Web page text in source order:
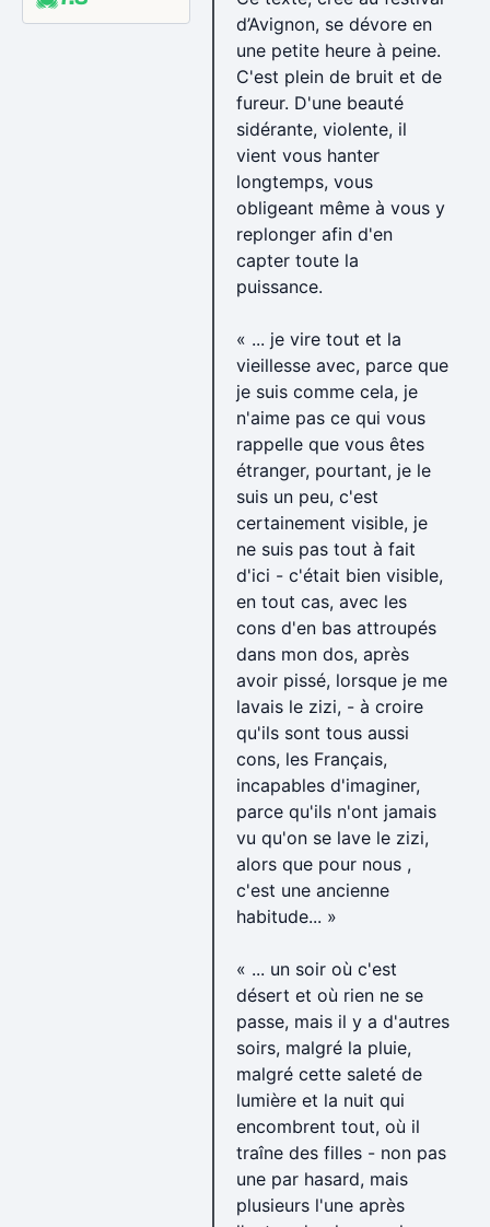
d’Avignon, se dévore en
une petite heure à peine.
C'est plein de bruit et de
fureur. D'une beauté
sidérante, violente, il
vient vous hanter
longtemps, vous
obligeant même à vous y
replonger afin d'en
capter toute la
puissance.
« ... je vire tout et la
vieillesse avec, parce que
je suis comme cela, je
n'aime pas ce qui vous
rappelle que vous êtes
étranger, pourtant, je le
suis un peu, c'est
certainement visible, je
ne suis pas tout à fait
d'ici - c'était bien visible,
en tout cas, avec les
cons d'en bas attroupés
dans mon dos, après
avoir pissé, lorsque je me
lavais le zizi, - à croire
qu'ils sont tous aussi
cons, les Français,
incapables d'imaginer,
parce qu'ils n'ont jamais
vu qu'on se lave le zizi,
alors que pour nous ,
c'est une ancienne
habitude... »
« ... un soir où c'est
désert et où rien ne se
passe, mais il y a d'autres
soirs, malgré la pluie,
malgré cette saleté de
lumière et la nuit qui
encombrent tout, où il
traîne des filles - non pas
une par hasard, mais
plusieurs l'une après